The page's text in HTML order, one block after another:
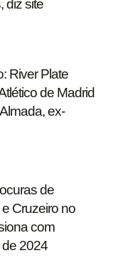
diz site
River Plate
de Madrid
ex-
de
Cruzeiro no
com
2024